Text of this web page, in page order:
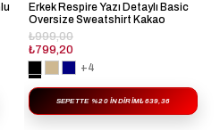
Erkek Respire Yazı Detaylı Basic
Oversize Sweatshirt Kakao
₺799,20
₺999,00
+4
SEPETTE %20 İNDIRIM₺639,36